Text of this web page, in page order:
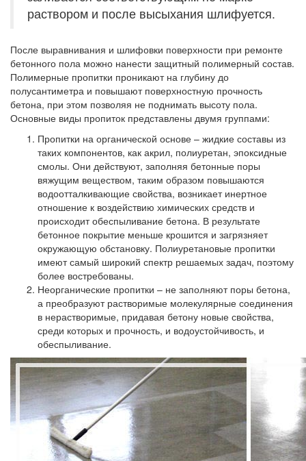
раствором и после высыхания шлифуется.
После выравнивания и шлифовки поверхности при ремонте
бетонного пола можно нанести защитный полимерный состав.
Полимерные пропитки проникают на глубину до
полусантиметра и повышают поверхностную прочность
бетона, при этом позволяя не поднимать высоту пола.
Основные виды пропиток представлены двумя группами:
Пропитки на органической основе – жидкие составы из
таких компонентов, как акрил, полиуретан, эпоксидные
смолы. Они действуют, заполняя бетонные поры
вяжущим веществом, таким образом повышаются
водоотталкивающие свойства, возникает инертное
отношение к воздействию химических средств и
происходит обеспыливание бетона. В результате
бетонное покрытие меньше крошится и загрязняет
окружающую обстановку. Полиуретановые пропитки
имеют самый широкий спектр решаемых задач, поэтому
более востребованы.
Неорганические пропитки – не заполняют поры бетона,
а преобразуют растворимые молекулярные соединения
в нерастворимые, придавая бетону новые свойства,
среди которых и прочность, и водоустойчивость, и
обеспыливание.